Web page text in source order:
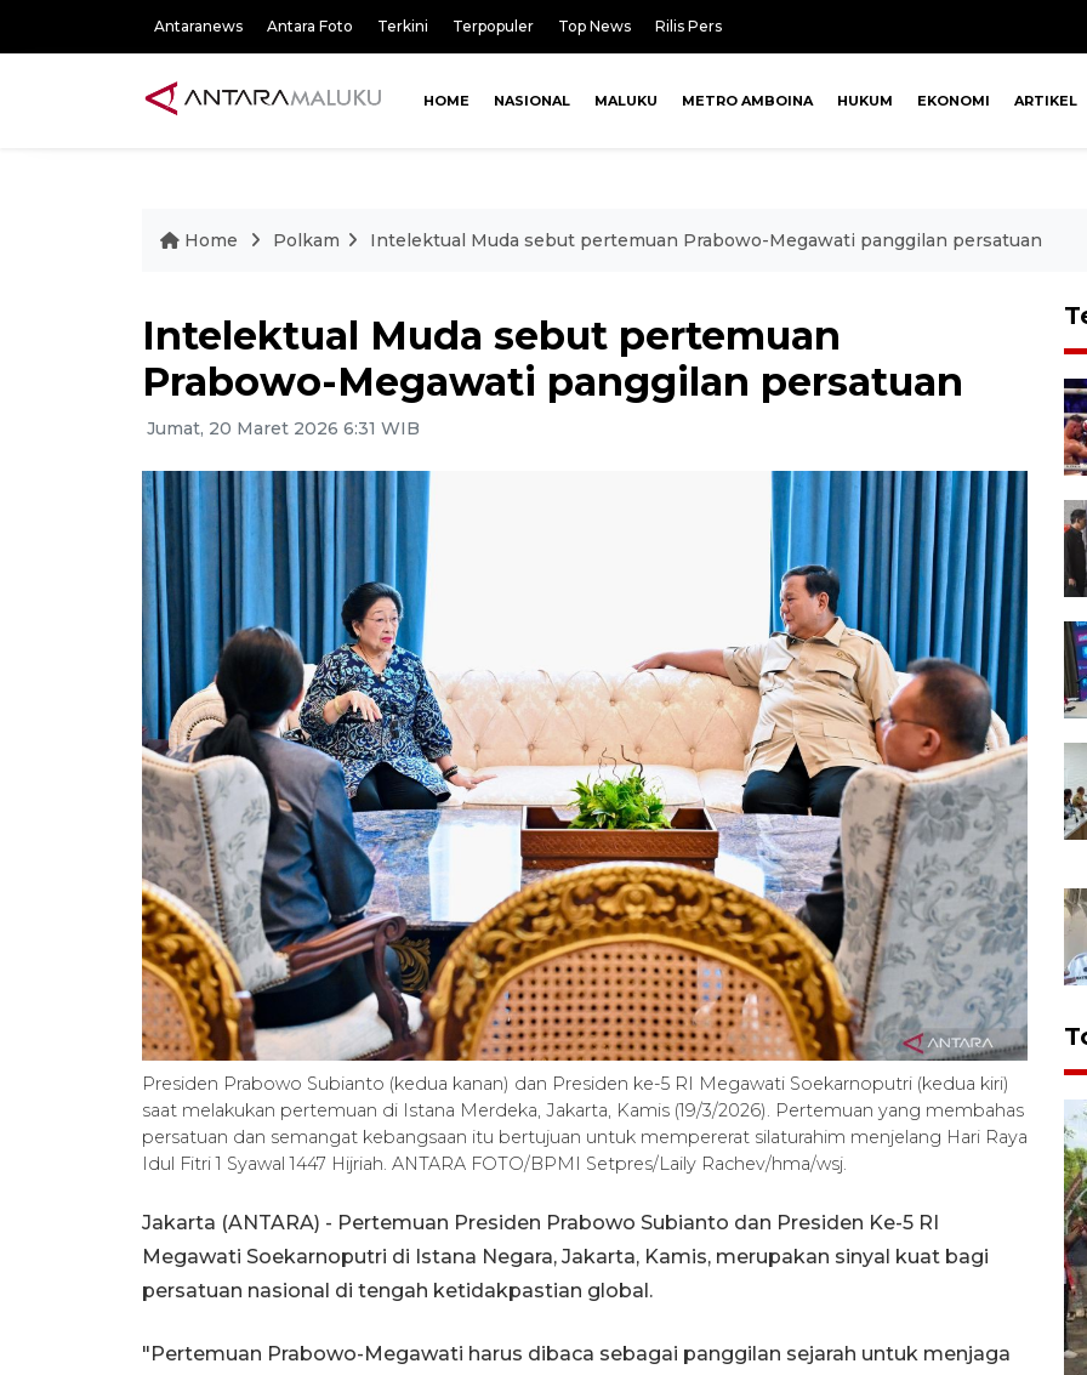
Antaranews Antara Foto Terkini Terpopuler Top News Rilis Pers
HOME NASIONAL MALUKU METRO AMBOINA HUKUM EKONOMI ARTIKEL
Home Polkam Intelektual Muda sebut pertemuan Prabowo-Megawati panggilan persatuan
Intelektual Muda sebut pertemuan
Prabowo-Megawati panggilan persatuan
Jumat, 20 Maret 2026 6:31 WIB
Presiden Prabowo Subianto (kedua kanan) dan Presiden ke-5 RI Megawati Soekarnoputri (kedua kiri)
saat melakukan pertemuan di Istana Merdeka, Jakarta, Kamis (19/3/2026). Pertemuan yang membahas
persatuan dan semangat kebangsaan itu bertujuan untuk mempererat silaturahim menjelang Hari Raya
Idul Fitri 1 Syawal 1447 Hijriah. ANTARA FOTO/BPMI Setpres/Laily Rachev/hma/wsj.
Jakarta (ANTARA) - Pertemuan Presiden Prabowo Subianto dan Presiden Ke-5 RI
Megawati Soekarnoputri di Istana Negara, Jakarta, Kamis, merupakan sinyal kuat bagi
persatuan nasional di tengah ketidakpastian global.
"Pertemuan Prabowo-Megawati harus dibaca sebagai panggilan sejarah untuk menjaga